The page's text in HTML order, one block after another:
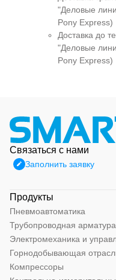
"Деловые
Pony Express)
Доставка до
"Деловые
Pony Express)
Связаться с нами
Заполнить заявку
Продукты
Пневмоавтоматика
Трубопроводная
Электромеханика и
Горнодобывающая
Компрессоры